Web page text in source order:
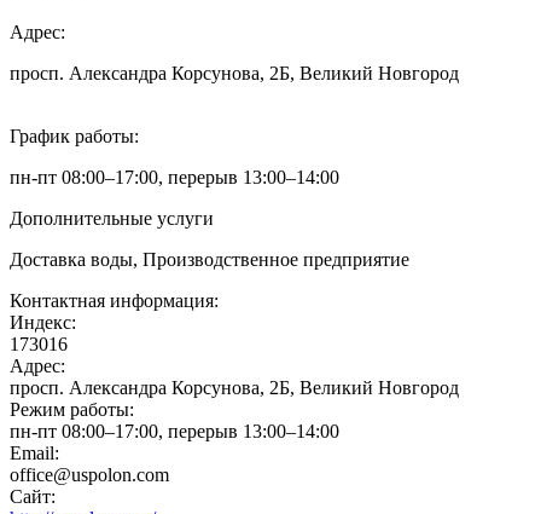
Адрес:
просп. Александра Корсунова, 2Б, Великий Новгород
График работы:
пн-пт 08:00–17:00, перерыв 13:00–14:00
Дополнительные услуги
Доставка воды, Производственное предприятие
Контактная информация:
Индекс:
173016
Адрес:
просп. Александра Корсунова, 2Б, Великий Новгород
Режим работы:
пн-пт 08:00–17:00, перерыв 13:00–14:00
Email:
office@uspolon.com
Сайт: